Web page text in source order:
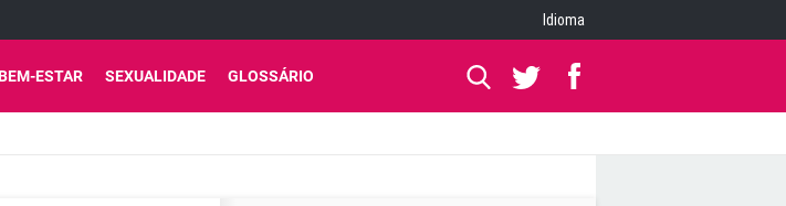
Idioma
ESTAR SEXUALIDADE GLOSSÁRIO